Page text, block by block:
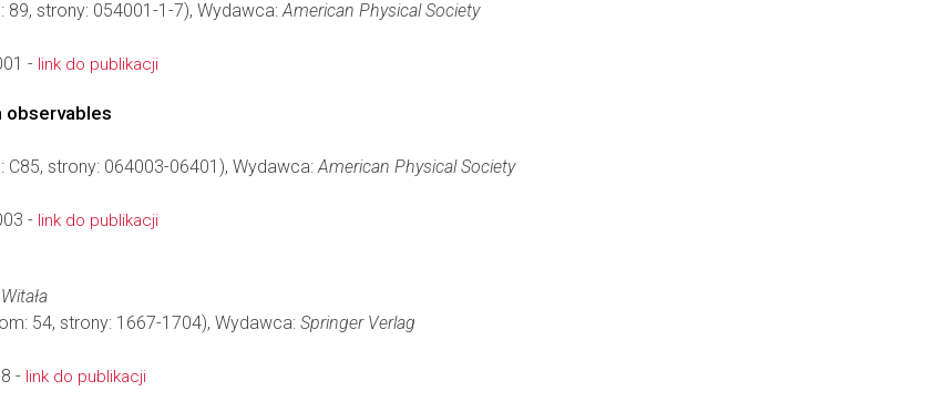
89, strony: 054001-1-7), Wydawca:American Physical Society
- link do publikacji
observables
C85, strony: 064003-06401), Wydawca:American Physical Society
- link do publikacji
54, strony: 1667-1704), Wydawca: Springer Verlag
- link do publikacji